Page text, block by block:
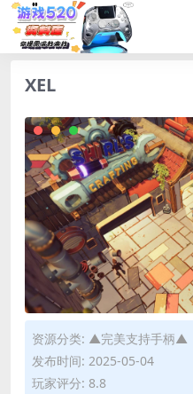
XEL
资源分类: ▲完美支持手柄▲
发布时间: 2025-05-04
玩家评分: 8.8